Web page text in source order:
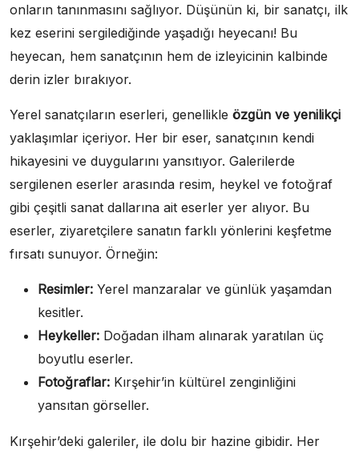
onların tanınmasını sağlıyor. Düşünün ki, bir sanatçı, ilk
kez eserini sergilediğinde yaşadığı heyecanı! Bu
heyecan, hem sanatçının hem de izleyicinin kalbinde
derin izler bırakıyor.
Yerel sanatçıların eserleri, genellikle özgün ve yenilikçi
yaklaşımlar içeriyor. Her bir eser, sanatçının kendi
hikayesini ve duygularını yansıtıyor. Galerilerde
sergilenen eserler arasında resim, heykel ve fotoğraf
gibi çeşitli sanat dallarına ait eserler yer alıyor. Bu
eserler, ziyaretçilere sanatın farklı yönlerini keşfetme
fırsatı sunuyor. Örneğin:
Resimler: Yerel manzaralar ve günlük yaşamdan
kesitler.
Heykeller: Doğadan ilham alınarak yaratılan üç
boyutlu eserler.
Fotoğraflar: Kırşehir’in kültürel zenginliğini
yansıtan görseller.
Kırşehir’deki galeriler, ile dolu bir hazine gibidir. Her